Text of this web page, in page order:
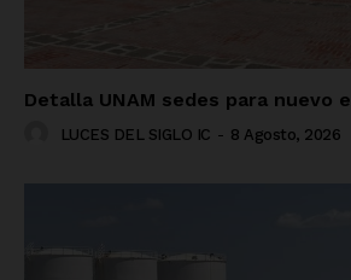
Detalla UNAM sedes para nuevo
LUCES DEL SIGLO IC - 8 Agosto, 2026